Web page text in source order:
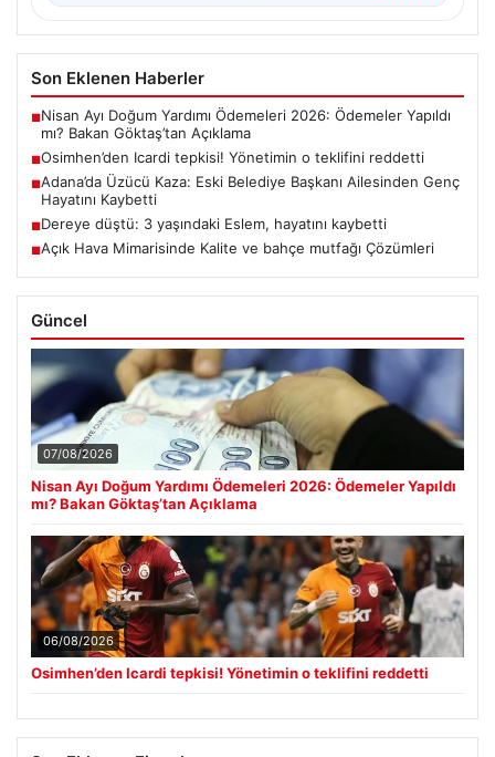
Son Eklenen Haberler
■Nisan Ayı Doğum Yardımı Ödemeleri 2026: Ödemeler Yapıldı
mı? Bakan Göktaş’tan Açıklama
■Osimhen’den Icardi tepkisi! Yönetimin o teklifini reddetti
■Adana’da Üzücü Kaza: Eski Belediye Başkanı Ailesinden Genç
Hayatını Kaybetti
■Dereye düştü: 3 yaşındaki Eslem, hayatını kaybetti
■Açık Hava Mimarisinde Kalite ve bahçe mutfağı Çözümleri
Güncel
07/08/2026
Nisan Ayı Doğum Yardımı Ödemeleri 2026: Ödemeler Yapıldı
mı? Bakan Göktaş’tan Açıklama
06/08/2026
Osimhen’den Icardi tepkisi! Yönetimin o teklifini reddetti